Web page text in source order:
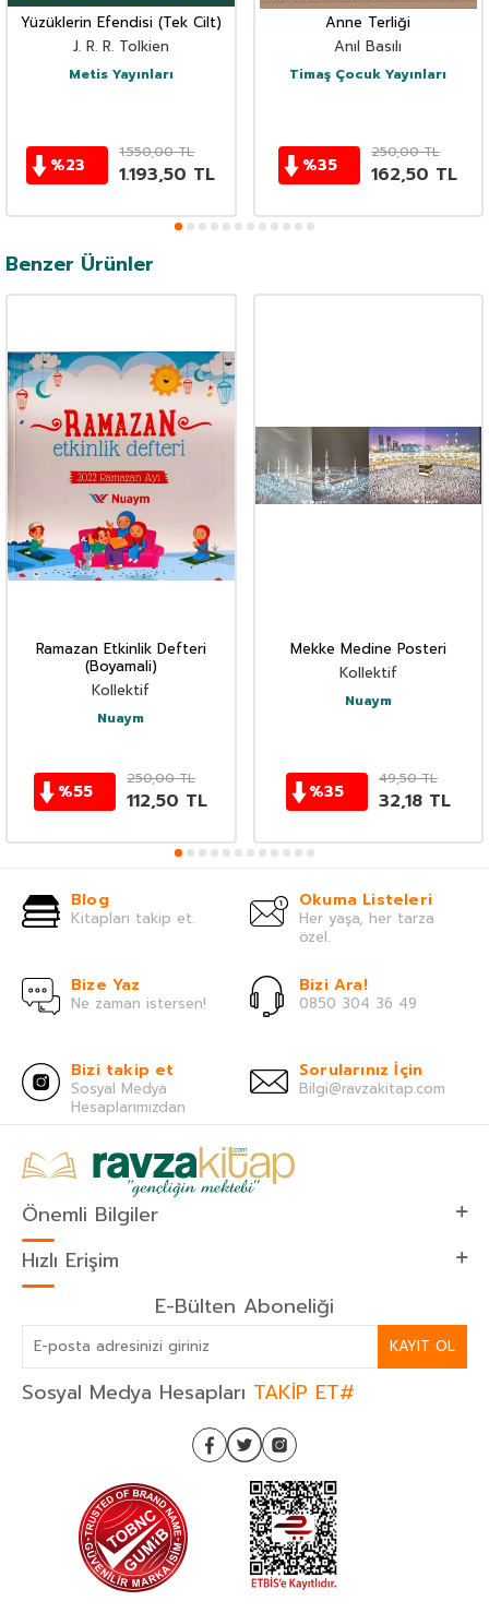
Yüzüklerin Efendisi (Tek Cilt)
J. R. R. Tolkien
Metis Yayınları
%23
1.550,00TL
1.193,50 TL
Anne Terliği
Anıl Basılı
Timaş Çocuk Yayınları
%35
250,00TL
162,50 TL
Benzer Ürünler
Ramazan Etkinlik Defteri
(Boyamali)
Kollektif
Nuaym
%55
250,00TL
112,50 TL
Mekke Medine Posteri
Kollektif
Nuaym
%35
49,50TL
32,18TL
Blog
Kitapları takip et.
Okuma Listeleri
Her yaşa, her tarza
özel.
Bize Yaz
Ne zaman istersen!
Bizi Ara!
0850 304 36 49
Bizi takip et
Sosyal Medya
Hesaplarımızdan
Sorularınız İçin
Bilgi@ravzakitap.com
Önemli Bilgiler
Hızlı Erişim
E-Bülten Aboneliği
KAYIT OL
Sosyal Medya Hesapları TAKİP ET#